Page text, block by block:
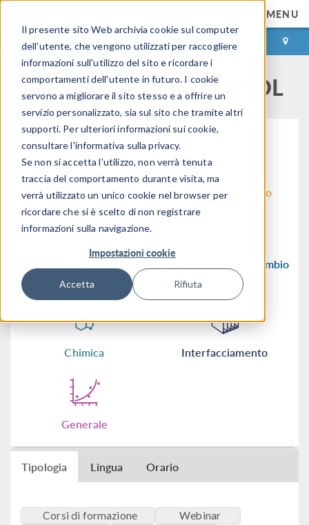
Il presente sito Web archivia cookie sul computer
dell'utente, che vengono utilizzati per raccogliere
informazioni sull'utilizzo del sito e ricordare i
comportamenti dell'utente in futuro. I cookie
servono a migliorare il sito stesso e a offrire un
servizio personalizzato, sia sul sito che tramite altri
supporti. Per ulteriori informazioni sui cookie,
consultare l'informativa sulla privacy.
Se non si accetta l'utilizzo, non verrà tenuta
traccia del comportamento durante visita, ma
verrà utilizzato un unico cookie nel browser per
ricordare che si è scelto di non registrare
informazioni sulla navigazione.
Impostazioni cookie
Accetta Rifiuta
MENU
ACCEDI CONTACT
Calendario eventi COMSOL
Flusso di lavoro Elettromagnetismo
Meccanica & acustica
Fluidodinamica & scambio
termico
Chimica Interfacciamento
Generale
Tipologia Lingua Orario
Corsi di formazione
Webinar